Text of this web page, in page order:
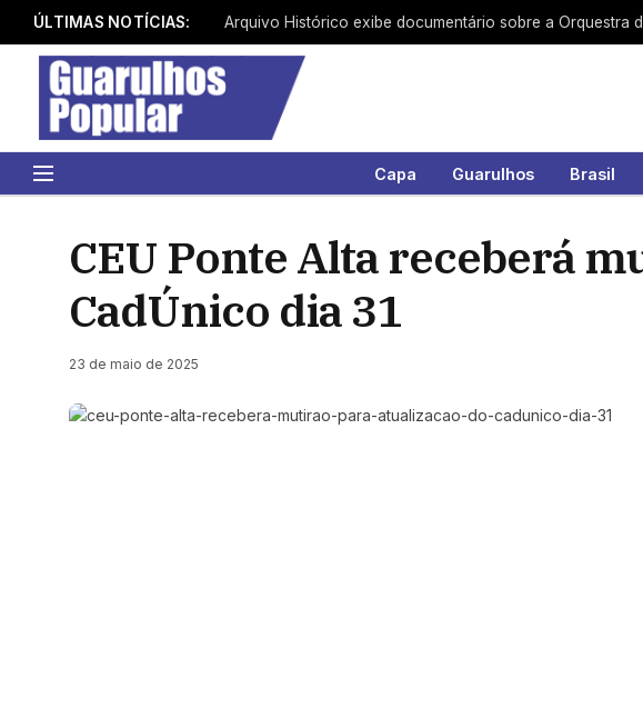
ÚLTIMAS NOTÍCIAS:
Capa Guarulhos Brasil
CEU Ponte Alta receberá
CadÚnico dia 31
23 de maio de 2025